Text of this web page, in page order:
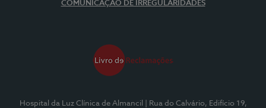
COMUNICAÇÃO DE IRREGULARIDADES
Hospital da Luz Clínica de Almancil
| Rua do Calvário, Edifício 19,